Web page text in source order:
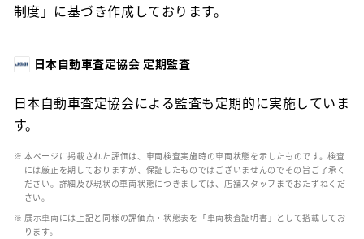
制度」に基づき作成しております。
日本自動車査定協会 定期監査
日本自動車査定協会による監査も定期的に実施していま
す。
※ 本ページに掲載された評価は、車両検査実施時の車両状態を示したものです。検査
には厳正を期しておりますが、保証したものではございませんのでその旨ご了承く
ださい。詳細及び現状の車両状態につきましては、店舗スタッフまでおたずねくだ
さい。
※ 展示車両には上記と同様の評価点・状態表を「車両検査証明書」として搭載してお
ります。